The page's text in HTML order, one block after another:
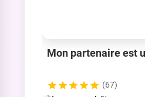
Mon partenaire est
(67)